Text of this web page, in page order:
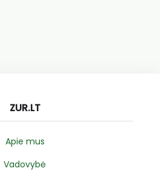
ZUR.LT
Apie mus
Vadovybė